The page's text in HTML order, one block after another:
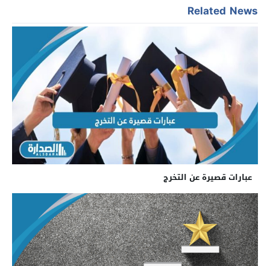
Related News
عبارات قصيرة عن التخرج